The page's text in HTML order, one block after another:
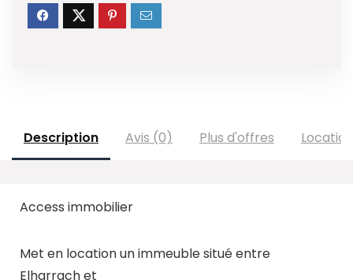
Description Avis (0) Plus d'offres Location
Access immobilier
Met en location un immeuble situé entre
Elharrach et